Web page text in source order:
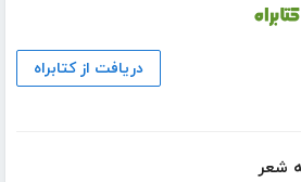
دریافت از کتابراه